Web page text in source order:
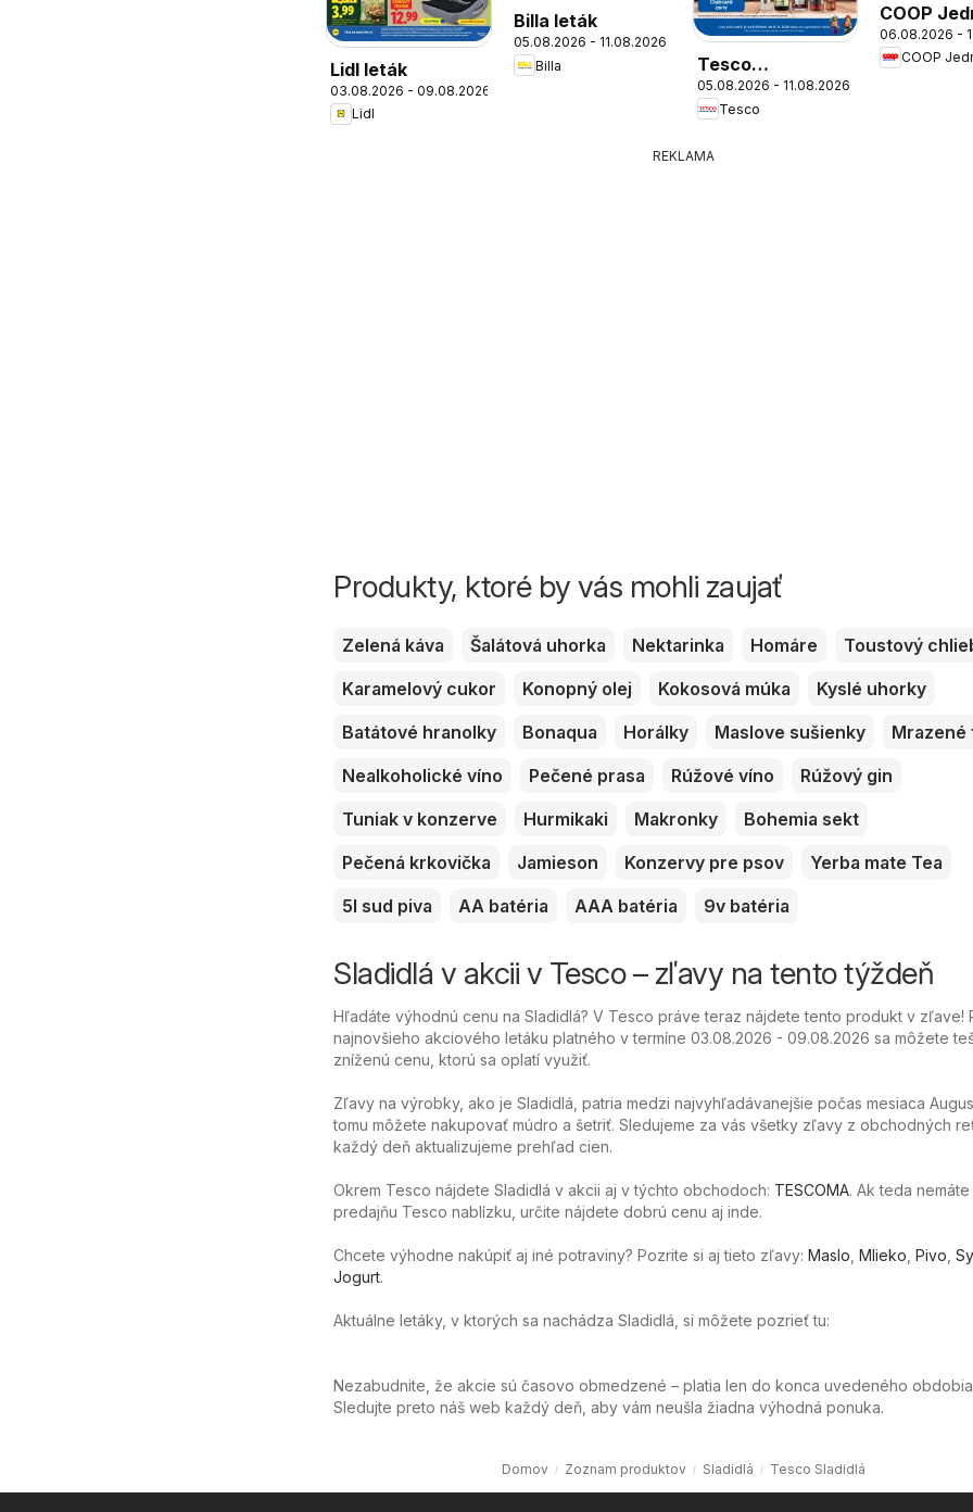
Lidl leták
03.08.2026 - 09.08.2026
Lidl
Billa leták
05.08.2026 - 11.08.2026
Billa
Tesco
Hypermarket -
leták
05.08.2026 - 11.08.2026
Tesco
COOP
leták
06.08.2026 -
COOP
REKLAMA
Produkty, ktoré by vás mohli zaujať
Zelená káva Šalátová uhorka Nektarinka Homáre
Toustový
Karamelový cukor
Konopný olej Kokosová múka
Kyslé uhorky
Batátové hranolky
Bonaqua Horálky Maslove sušienky
Mrazené
Nealkoholické víno
Pečené prasa Rúžové víno
Rúžový gin
Tuniak v konzerve
Hurmikaki Makronky
Bohemia sekt
Pečená krkovička
Jamieson Konzervy pre psov
Yerba mate Tea
5l sud piva
AA batéria AAA batéria 9v batéria
Sladidlá v akcii v Tesco – zľavy na tento týždeň
Hľadáte výhodnú cenu na Sladidlá? V Tesco práve teraz nájdete tento produkt v zľave!
najnovšieho akciového letáku platného v termíne 03.08.2026 - 09.08.2026 sa môžete
zníženú cenu, ktorú sa oplatí využiť.
Zľavy na výrobky, ako je Sladidlá, patria medzi najvyhľadávanejšie počas mesiaca
tomu môžete nakupovať múdro a šetriť. Sledujeme za vás všetky zľavy z obchodných
každý deň aktualizujeme prehľad cien.
Okrem Tesco nájdete Sladidlá v akcii aj v týchto obchodoch: TESCOMA. Ak teda nemáte
predajňu Tesco nablízku, určite nájdete dobrú cenu aj inde.
Chcete výhodne nakúpiť aj iné potraviny? Pozrite si aj tieto zľavy: Maslo Mlieko Pivo
Jogurt.
Aktuálne letáky, v ktorých sa nachádza Sladidlá, si môžete pozrieť tu:
Nezabudnite, že akcie sú časovo obmedzené – platia len do konca uvedeného
Sledujte preto náš web každý deň, aby vám neušla žiadna výhodná ponuka.
Domov Zoznam produktov Sladidlá Tesco Sladidlá